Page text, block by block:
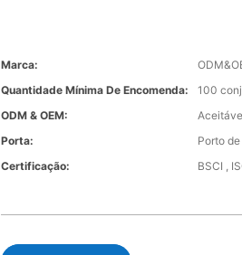
Marca:
Quantidade Mínima De Encomenda:
100
ODM & OEM:
Porta:
Porto
Certificação:
BSCI ,